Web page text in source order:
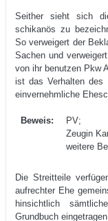
Seither sieht sich
schikanös zu
So verweigert der
Sachen und
von ihr benutzen Pkw
ist das Verhalten des
einvernehmliche
Beweis:
PV;
Zeugin
weitere
Die Streitteile
aufrechter Ehe
hinsichtlich
Grundbuch